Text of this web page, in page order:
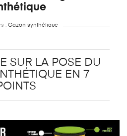
: Gazon synthétique
SUR LA POSE DU
EN 7